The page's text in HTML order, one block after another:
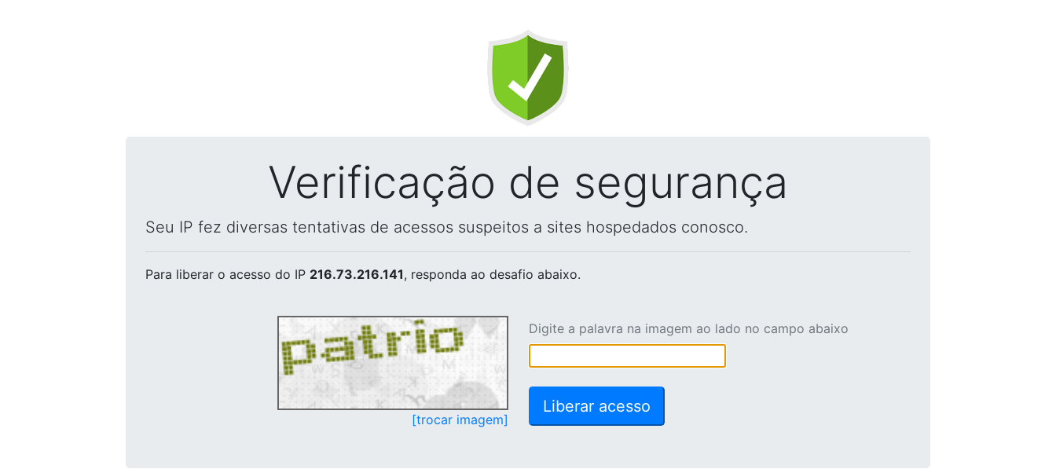
Verificação de segurança
Seu IP fez diversas tentativas de acessos suspeitos a sites hospedados conosco.
Para liberar o acesso do IP 216.73.216.141, responda ao desafio abaixo.
[trocar imagem]
Digite a palavra na imagem ao lado no campo abaixo